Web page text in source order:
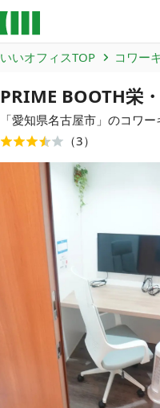
よくあるご質問
法人での利用
店舗オーナー様へ
いいオフィス（コワーキ
FCオーナー募集
いい会議室（会議室専用
FCオーナー募集
コワーキング運営DXシ
E Solution
いいオフィスTOP コワー
PRIME BOOTH栄
「愛知県名古屋市 」のコワ
（3）